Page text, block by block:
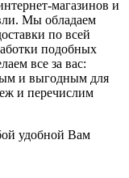
магазинов и
Мы обладаем
по всей
подобных
все за вас:
и выгодным для
и перечислим
удобной Вам